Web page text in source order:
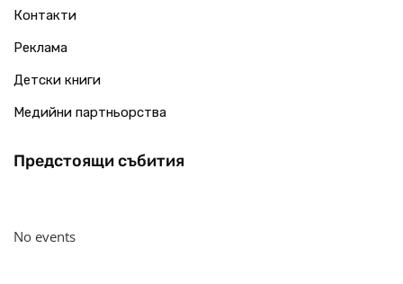
Контакти
Реклама
Детски книги
Медийни партньорства
Предстоящи събития
No events